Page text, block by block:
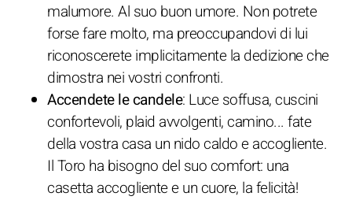
malumore. Al suo buon umore. Non potrete
forse fare molto, ma preoccupandovi di lui
riconoscerete implicitamente la dedizione che
dimostra nei vostri confronti.
Accendete le candele: Luce soffusa, cuscini
confortevoli, plaid avvolgenti, camino... fate
della vostra casa un nido caldo e accogliente.
Il Toro ha bisogno del suo comfort: una
casetta accogliente e un cuore, la felicità!